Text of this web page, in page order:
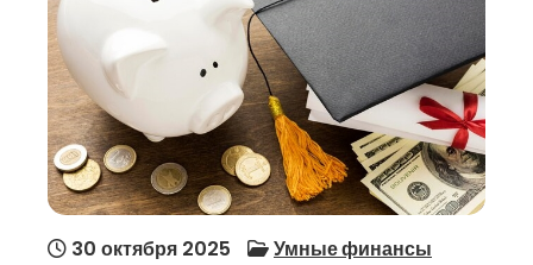
30 октября 2025 Умные финансы